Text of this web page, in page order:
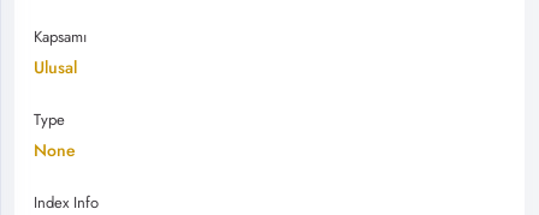
Kapsamı
Ulusal
Type
None
Index Info